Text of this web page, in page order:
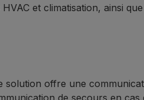
et climatisation, ainsi
solution offre une
de secours en cas